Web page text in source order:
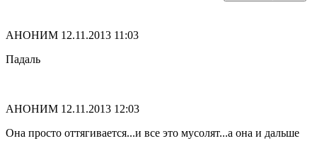
АНОНИМ 12.11.2013 11:03
Падаль
АНОНИМ 12.11.2013 12:03
Она просто оттягивается...и все это мусолят...а она и дальше